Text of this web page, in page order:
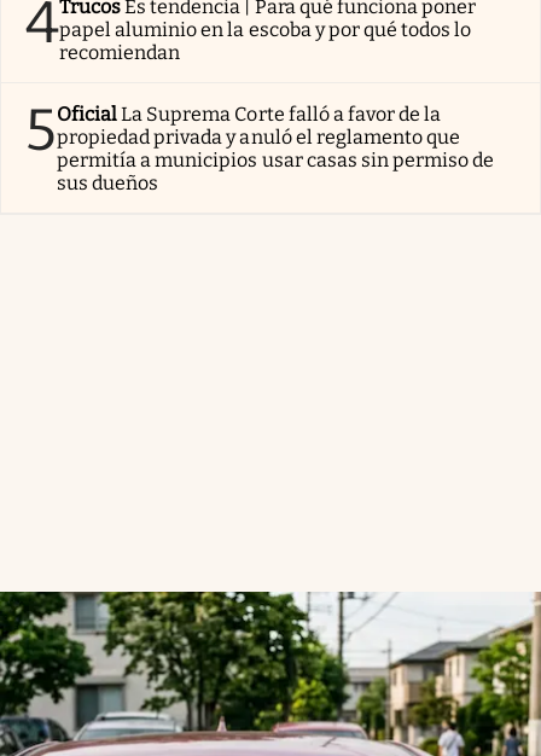
4TrucosEs tendencia | Para qué funciona poner
papel aluminio en la escoba y por qué todos lo
recomiendan
5OficialLa Suprema Corte falló a favor de la
propiedad privada y anuló el reglamento que
permitía a municipios usar casas sin permiso de
sus dueños